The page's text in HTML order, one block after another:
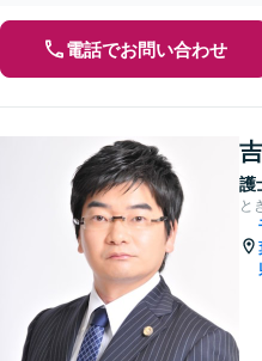
電話でお問い合わせ
護
と